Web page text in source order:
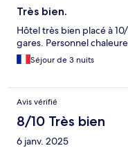
Très bien.
Hôtel très bien placé à
gares. Personnel
Séjour de 3 nuits
Avis vérifié
8/10 Très bien
6 janv. 2025